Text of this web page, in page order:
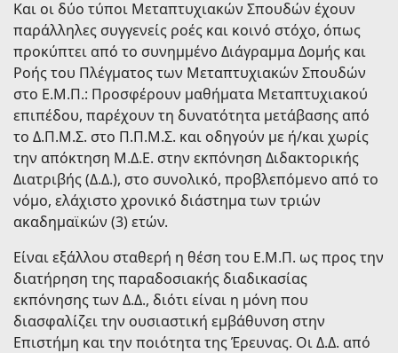
Και οι δύο τύποι Μεταπτυχιακών Σπουδών έχουν
παράλληλες συγγενείς ροές και κοινό στόχο, όπως
προκύπτει από το συνημμένο Διάγραμμα Δομής και
Ροής του Πλέγματος των Μεταπτυχιακών Σπουδών
στο Ε.Μ.Π.: Προσφέρουν μαθήματα Μεταπτυχιακού
επιπέδου, παρέχουν τη δυνατότητα μετάβασης από
το Δ.Π.Μ.Σ. στο Π.Π.Μ.Σ. και οδηγούν με ή/και χωρίς
την απόκτηση Μ.Δ.Ε. στην εκπόνηση Διδακτορικής
Διατριβής (Δ.Δ.), στο συνολικό, προβλεπόμενο από το
νόμο, ελάχιστο χρονικό διάστημα των τριών
ακαδημαϊκών (3) ετών.
Είναι εξάλλου σταθερή η θέση του Ε.Μ.Π. ως προς την
διατήρηση της παραδοσιακής διαδικασίας
εκπόνησης των Δ.Δ., διότι είναι η μόνη που
διασφαλίζει την ουσιαστική εμβάθυνση στην
Επιστήμη και την ποιότητα της Έρευνας. Οι Δ.Δ. από